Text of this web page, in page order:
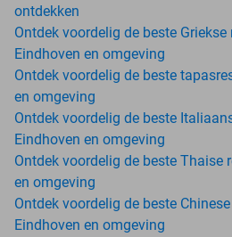
ontdekken
Ontdek voordelig de beste
Eindhoven en omgeving
Ontdek voordelig de beste
en omgeving
Ontdek voordelig de beste
Eindhoven en omgeving
Ontdek voordelig de beste Thaise
en omgeving
Ontdek voordelig de beste
Eindhoven en omgeving